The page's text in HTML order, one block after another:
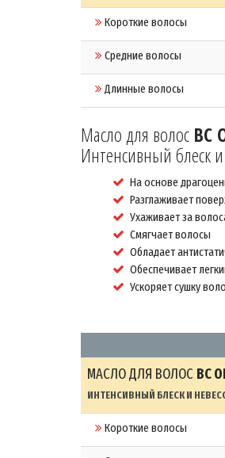
Короткие волосы
Средние волосы
Длинные волосы
Масло для волос BC
Интенсивный блеск
На основе
Разглаживает
Ухаживает за
Смягчает волосы
Обладает
Обеспечивает
Ускоряет сушку
МАСЛО ДЛЯ ВОЛОС BC
ИНТЕНСИВНЫЙ БЛЕСК И
Короткие волосы